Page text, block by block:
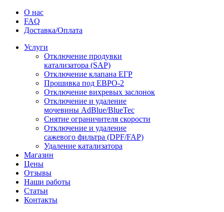
О нас
FAQ
Доставка/Оплата
Услуги
Отключение продувки
катализатора (SAP)
Отключение клапана ЕГР
Прошивка под ЕВРО-2
Отключение вихревых заслонок
Отключение и удаление
мочевины AdBlue/BlueTec
Снятие ограничителя скорости
Отключение и удаление
сажевого фильтра (DPF/FAP)
Удаление катализатора
Магазин
Цены
Отзывы
Наши работы
Статьи
Контакты